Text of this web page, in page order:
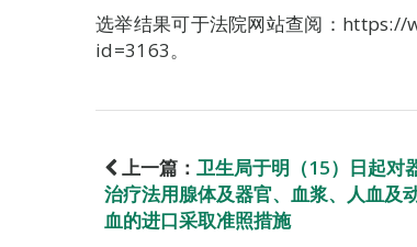
选举结果可于法院网站查阅：
id=3163。
上一篇： 卫生局于明（15）日起对
治疗法用腺体及器官、血浆、人血及
血的进口采取准照措施